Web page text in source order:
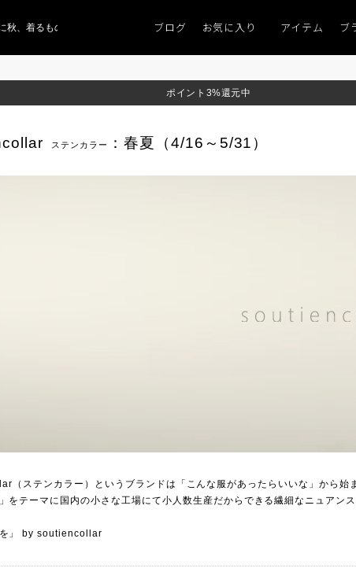
着るものがない」 「キレイなニット」 ポイント9％「マンスリーポイントキ
ブログ お気に入り アイテム ブ
ポイント3%還元中
ステンカラー ：春夏（4/16～5/31）
（ステンカラー）というブランドは「こんな服があったらいいな」から始
」をテーマに国内の小さな工場にて小人数生産だからできる繊細なニュアン
を」 by soutiencollar